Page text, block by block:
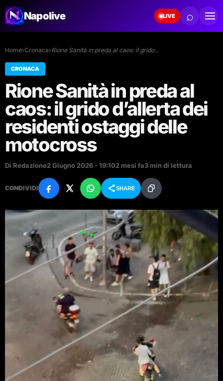
Napolive LIVE ⌕
Home›Cronaca›Rione Sanità in preda al caos: il grido…
CRONACA
Rione Sanità in preda al
caos: il grido d’allerta dei
residenti ostaggi delle
motocross
Di Redazione2 Giugno 2026 - 19:102 mesi fa3 min di lettura
CONDIVIDI SHARE